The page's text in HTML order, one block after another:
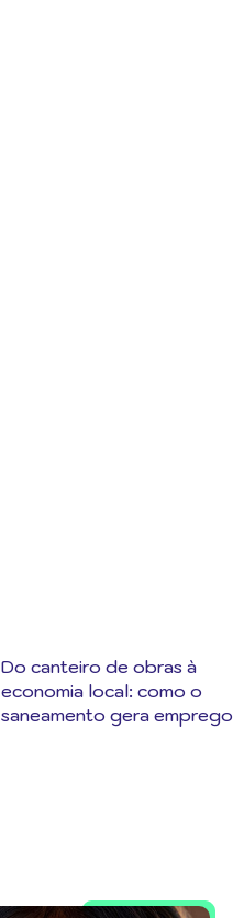
Do canteiro de obras à
economia local: como o
saneamento gera emprego